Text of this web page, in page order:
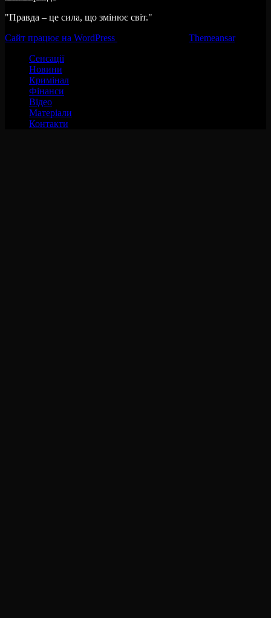
"Правда – це сила, що змінює світ."
Сайт працює на WordPress
Themeansar.
Сенсації
Новини
Кримінал
Фінанси
Відео
Матеріали
Контакти